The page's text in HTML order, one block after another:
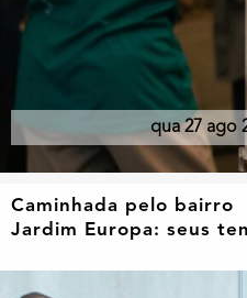
qua 27 ago
Caminhada pelo bairro
Jardim Europa: seus